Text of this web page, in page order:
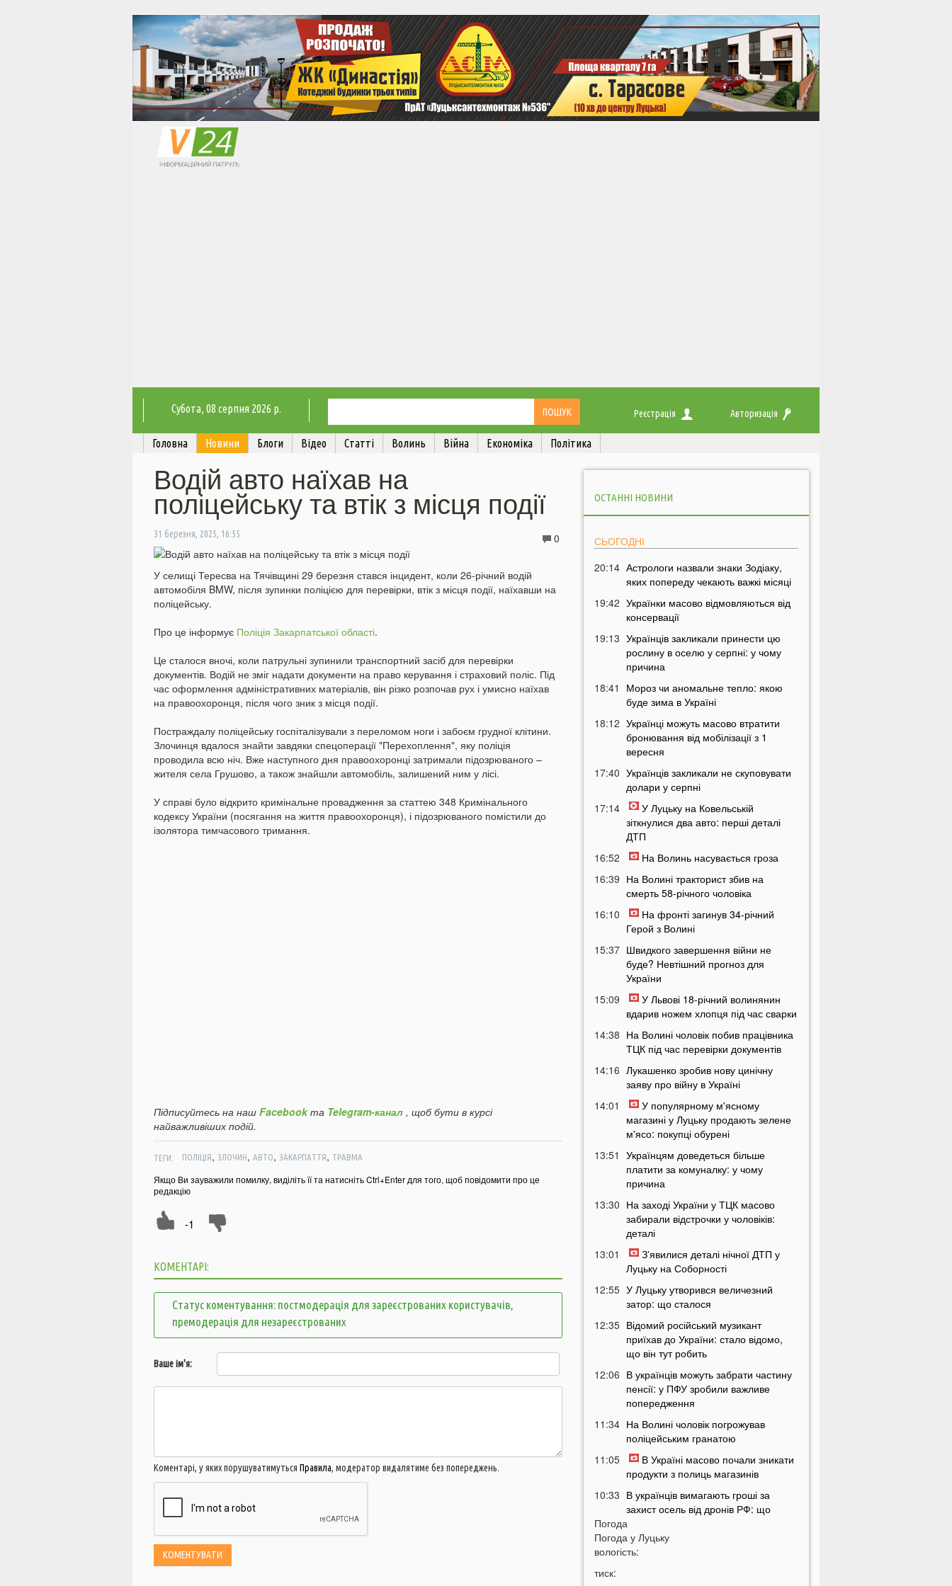
Субота, 08 серпня 2026 р. Реєстрація Авторизація
Головна Новини Блоги Відео Статті Волинь Війна Економіка Політика
Водій авто наїхав на
поліцейську та втік з місця події
31 березня, 2025, 16:55 0
У селищі Тересва на Тячівщині 29 березня стався інцидент, коли 26-річний водій
автомобіля BMW, після зупинки поліцією для перевірки, втік з місця події, наїхавши на
поліцейську.
Про це інформує Поліція Закарпатської області.
Це сталося вночі, коли патрульні зупинили транспортний засіб для перевірки
документів. Водій не зміг надати документи на право керування і страховий поліс. Під
час оформлення адміністративних матеріалів, він різко розпочав рух і умисно наїхав
на правоохоронця, після чого зник з місця події.
Постраждалу поліцейську госпіталізували з переломом ноги і забоєм грудної клітини.
Злочинця вдалося знайти завдяки спецоперації "Перехоплення", яку поліція
проводила всю ніч. Вже наступного дня правоохоронці затримали підозрюваного –
жителя села Грушово, а також знайшли автомобіль, залишений ним у лісі.
У справі було відкрито кримінальне провадження за статтею 348 Кримінального
кодексу України (посягання на життя правоохоронця), і підозрюваного помістили до
ізолятора тимчасового тримання.
Підписуйтесь на наш Facebookта Telegram-канал , щоб бути в курсі
найважливіших подій.
ТЕГИ: ПОЛІЦІЯ, ЗЛОЧИН, АВТО, ЗАКАРПАТТЯ, ТРАВМА
Якщо Ви зауважили помилку, виділіть її та натисніть Ctrl+Enter для того, щоб повідомити про це
редакцію
-1
КОМЕНТАРІ:
Статус коментування: постмодерація для зареєстрованих користувачів,
премодерація для незареєстрованих
Ваше ім'я:
Коментарі, у яких порушуватимуться Правила, модератор видалятиме без попереджень.
ОСТАННІ НОВИНИ
СЬОГОДНІ
20:14 Астрологи назвали знаки Зодіаку,
яких попереду чекають важкі місяці
19:42 Українки масово відмовляються від
консервації
19:13 Українців закликали принести цю
рослину в оселю у серпні: у чому
причина
18:41
Мороз чи аномальне тепло: якою
буде зима в Україні
18:12 Українці можуть масово втратити
бронювання від мобілізації з 1
вересня
17:40 Українців закликали не скуповувати
долари у серпні
17:14
У Луцьку на Ковельській
зіткнулися два авто: перші деталі
ДТП
16:52
На Волинь насувається гроза
16:39 На Волині тракторист збив на
смерть 58-річного чоловіка
16:10
На фронті загинув 34-річний
Герой з Волині
15:37 Швидкого завершення війни не
буде? Невтішний прогноз для
України
15:09
У Львові 18-річний волинянин
вдарив ножем хлопця під час сварки
14:38 На Волині чоловік побив працівника
ТЦК під час перевірки документів
14:16 Лукашенко зробив нову цинічну
заяву про війну в Україні
14:01
У популярному м'ясному
магазині у Луцьку продають зелене
м'ясо: покупці обурені
13:51
Українцям доведеться більше
платити за комуналку: у чому
причина
13:30 На заході України у ТЦК масово
забирали відстрочки у чоловіків:
деталі
13:01
Зʼявилися деталі нічної ДТП у
Луцьку на Соборності
12:55 У Луцьку утворився величезний
затор: що сталося
12:35 Відомий російський музикант
приїхав до України: стало відомо,
що він тут робить
12:06 В українців можуть забрати частину
пенсії: у ПФУ зробили важливе
попередження
11:34 На Волині чоловік погрожував
поліцейським гранатою
11:05
В Україні масово почали зникати
продукти з полиць магазинів
10:33 В українців вимагають гроші за
захист осель від дронів РФ: що
відбувається
10:04 ТЦК отримають нові дані про
українців: під контроль потраплять
Погода
Погода у Луцьку
вологість:
тиск: